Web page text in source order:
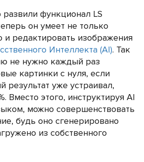
функционал LS
он умеет не только
и редактировать изображения
Интеллекта (АI). Так
не нужно каждый раз
картинки с нуля, если
результат уже устраивал,
Вместо этого, инструктируя АI
можно совершенствовать
будь оно сгенерировано
из собственного